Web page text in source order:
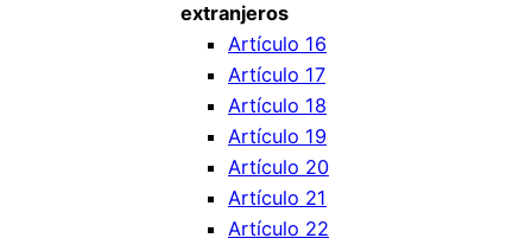
extranjeros
Artículo 16
Artículo 17
Artículo 18
Artículo 19
Artículo 20
Artículo 21
Artículo 22